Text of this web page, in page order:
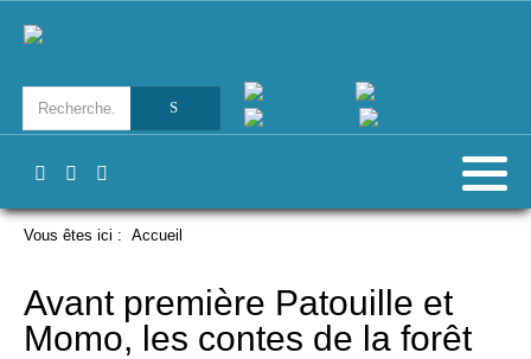
Vous êtes ici : Accueil
Avant première Patouille et
Momo, les contes de la forêt